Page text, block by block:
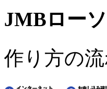
JMBロー
作り方の